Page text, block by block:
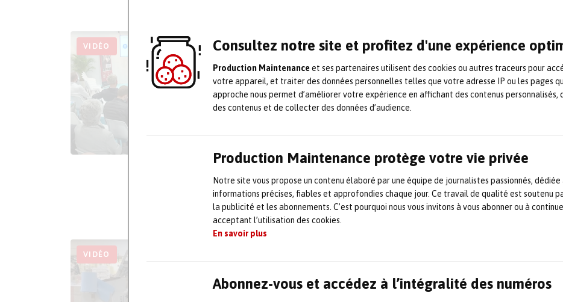
Consultez notre site et profitez d'une expérience
Production Maintenanceet ses partenaires utilisent des cookies ou autres traceurs pour
votre appareil, et traiter des données personnelles telles que votre adresse IP ou les pages
approche nous permet d’améliorer votre expérience en affichant des contenus personnalisés,
des contenus et de collecter des données d’audience.
Production Maintenance protège votre vie privée
Notre site vous propose un contenu élaboré par une équipe de journalistes passionnés, dédiée
informations précises, fiables et approfondies chaque jour. Ce travail de qualité est soutenu
la publicité et les abonnements. C’est pourquoi nous vous invitons à vous abonner ou à
acceptant l’utilisation des cookies.
En savoir plus
Abonnez-vous et accédez à l’intégralité des numéros
Vision opérationnelle de la
Maintenance Prévisionnelle :
utilisation en interne au sein
d’Actemium
3 janvier 2022 Industrie et Maintenance 4.0,Maintenance en
production,Maintenance prévisionnelle,
VIDÉO
d’Actemium (groupe Vinci Énergies) d’une solution intelligente
pour optimiser les opérations de maintenance et de
surveillance des équipements.
l’usine de St-Hubert
VIDÉO